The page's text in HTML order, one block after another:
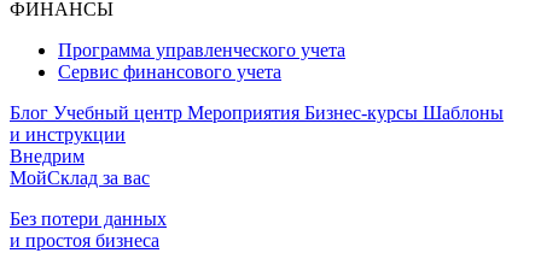
ФИНАНСЫ
Программа управленческого учета
Сервис финансового учета
Блог Учебный центр Мероприятия Бизнес-курсы Шаблоны
и инструкции
Внедрим
МойСклад за вас
Без потери данных
и простоя бизнеса